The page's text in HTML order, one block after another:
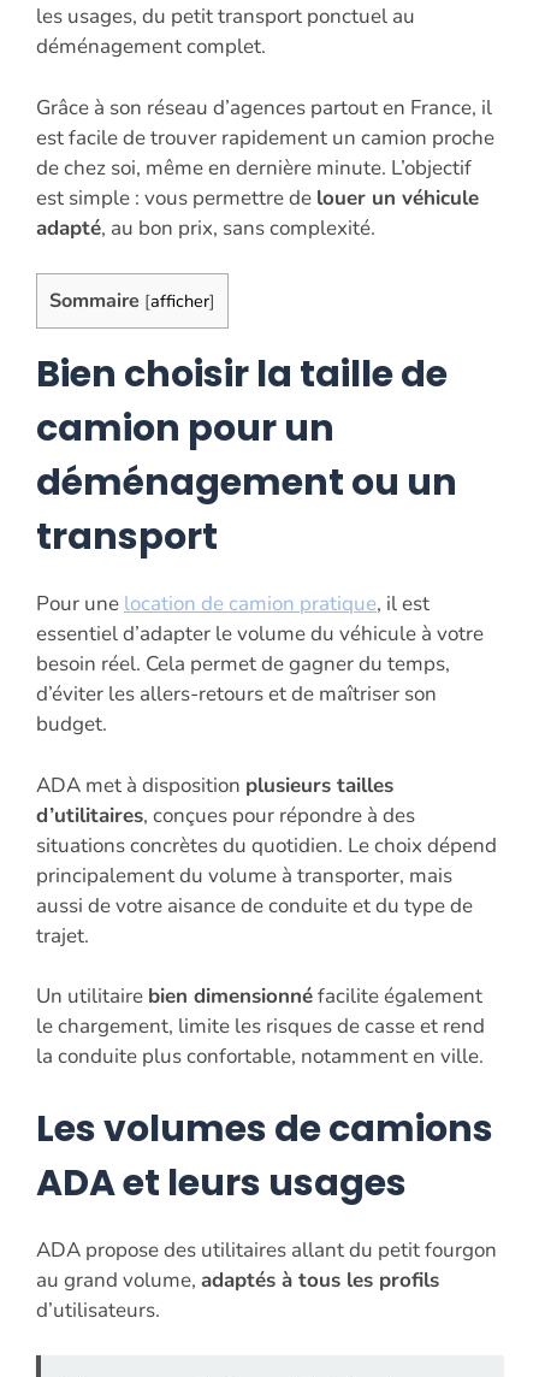
les usages, du petit transport ponctuel au
déménagement complet.
Grâce à son réseau d’agences partout en France, il
est facile de trouver rapidement un camion proche
de chez soi, même en dernière minute. L’objectif
est simple : vous permettre de louer un véhicule
adapté, au bon prix, sans complexité.
Sommaire [afficher]
Bien choisir la taille de
camion pour un
déménagement ou un
transport
Pour une location de camion pratique, il est
essentiel d’adapter le volume du véhicule à votre
besoin réel. Cela permet de gagner du temps,
d’éviter les allers-retours et de maîtriser son
budget.
ADA met à disposition plusieurs tailles
d’utilitaires, conçues pour répondre à des
situations concrètes du quotidien. Le choix dépend
principalement du volume à transporter, mais
aussi de votre aisance de conduite et du type de
trajet.
Un utilitaire bien dimensionnéfacilite également
le chargement, limite les risques de casse et rend
la conduite plus confortable, notamment en ville.
Les volumes de camions
ADA et leurs usages
ADA propose des utilitaires allant du petit fourgon
au grand volume, adaptés à tous les profils
d’utilisateurs.